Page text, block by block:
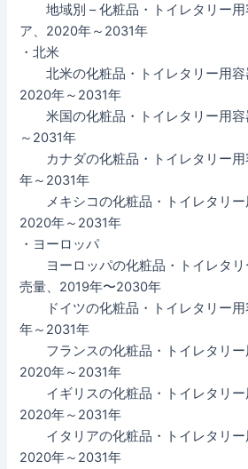
地域別 – 化粧品・トイレタリー用
ア、2020年～2031年
・北米
北米の化粧品・トイレタリー用容
2020年～2031年
米国の化粧品・トイレタリー用容
～2031年
カナダの化粧品・トイレタリー用
年～2031年
メキシコの化粧品・トイレタリー
2020年～2031年
・ヨーロッパ
ヨーロッパの化粧品・トイレタリ
売量、2019年〜2030年
ドイツの化粧品・トイレタリー用
年～2031年
フランスの化粧品・トイレタリー
2020年～2031年
イギリスの化粧品・トイレタリー
2020年～2031年
イタリアの化粧品・トイレタリー
2020年～2031年